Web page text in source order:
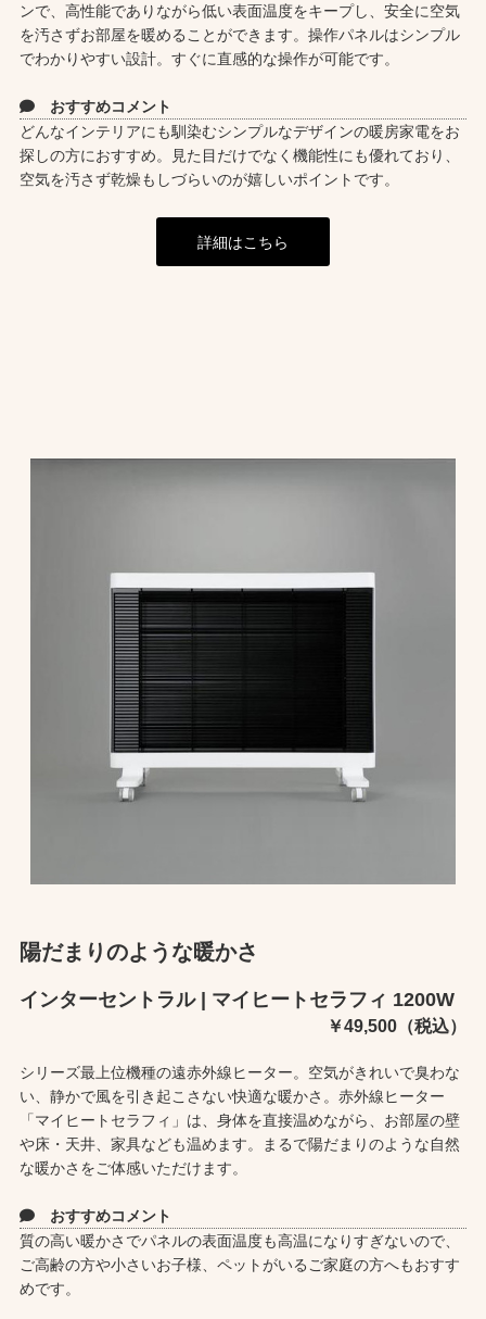
ンで、高性能でありながら低い表面温度をキープし、安全に空気
を汚さずお部屋を暖めることができます。操作パネルはシンプル
でわかりやすい設計。すぐに直感的な操作が可能です。
おすすめコメント
どんなインテリアにも馴染むシンプルなデザインの暖房家電をお
探しの方におすすめ。見た目だけでなく機能性にも優れており、
空気を汚さず乾燥もしづらいのが嬉しいポイントです。
詳細はこちら
陽だまりのような暖かさ
インターセントラル | マイヒートセラフィ 1200W
￥49,500（税込）
シリーズ最上位機種の遠赤外線ヒーター。空気がきれいで臭わな
い、静かで風を引き起こさない快適な暖かさ。赤外線ヒーター
「マイヒートセラフィ」は、身体を直接温めながら、お部屋の壁
や床・天井、家具なども温めます。まるで陽だまりのような自然
な暖かさをご体感いただけます。
おすすめコメント
質の高い暖かさでパネルの表面温度も高温になりすぎないので、
ご高齢の方や小さいお子様、ペットがいるご家庭の方へもおすす
めです。